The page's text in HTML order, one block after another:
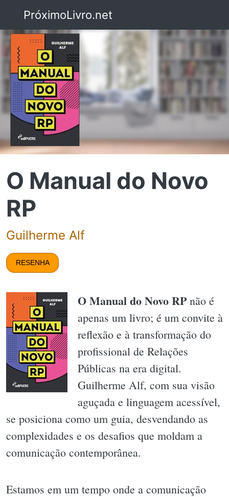
PróximoLivro.net
O Manual do Novo
RP
Guilherme Alf
RESENHA
O Manual do Novo RP não é
apenas um livro; é um convite à
reflexão e à transformação do
profissional de Relações
Públicas na era digital.
Guilherme Alf, com sua visão
aguçada e linguagem acessível,
se posiciona como um guia, desvendando as
complexidades e os desafios que moldam a
comunicação contemporânea.
Estamos em um tempo onde a comunicação